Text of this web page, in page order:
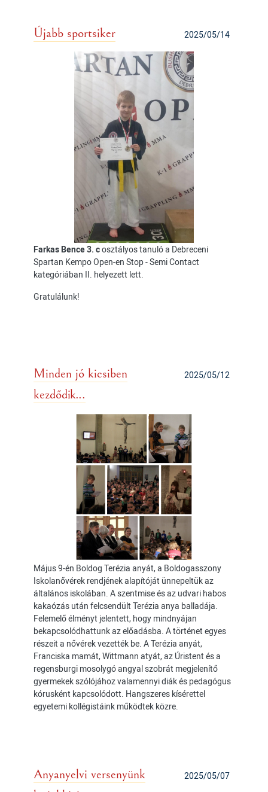
2025/05/14
Újabb sportsiker
Farkas Bence 3. cosztályos tanuló a Debreceni
Spartan Kempo Open-en Stop - Semi Contact
kategóriában II. helyezett lett.
Gratulálunk!
2025/05/12
Minden jó kicsiben
kezdődik...
Május 9-én Boldog Terézia anyát, a Boldogasszony
Iskolanővérek rendjének alapítóját ünnepeltük az
általános iskolában. A szentmise és az udvari habos
kakaózás után felcsendült Terézia anya balladája.
Felemelő élményt jelentett, hogy mindnyájan
bekapcsolódhattunk az előadásba. A történet egyes
részeit a nővérek vezették be. A Terézia anyát,
Franciska mamát, Wittmann atyát, az Úristent és a
regensburgi mosolygó angyal szobrát megjelenítő
gyermekek szólójához valamennyi diák és pedagógus
kórusként kapcsolódott. Hangszeres kísérettel
egyetemi kollégistáink működtek közre.
2025/05/07
Anyanyelvi versenyünk